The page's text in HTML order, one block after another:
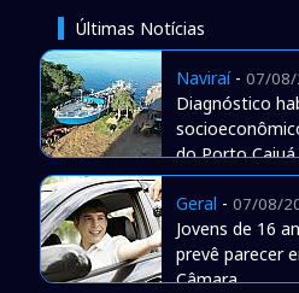
Últimas Notícias
Naviraí- 07/08/
Diagnóstico
do Porto Caiuá
Geral - 07/08/
Jovens de 16
prevê parecer
Câmara